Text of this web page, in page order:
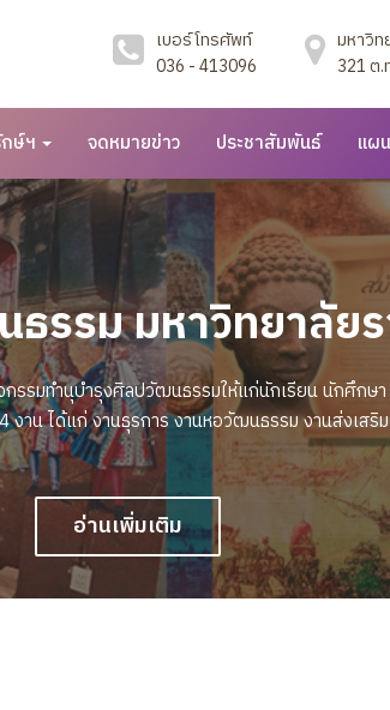
เบอร์โทรศัพท์
036 - 413096
มหาวิท
321 ต.
ษ์ฯ จดหมายข่าว ประชาสัมพันธ์ แผ
รรม มหาวิทยาลัย
มทำนุบำรุงศิลปวัฒนธรรมให้แก่นักเรียน นักศึกษา
งาน ได้แก่ งานธุรการ งานหอวัฒนธรรม งานส่งเส
อ่านเพิ่มเติม